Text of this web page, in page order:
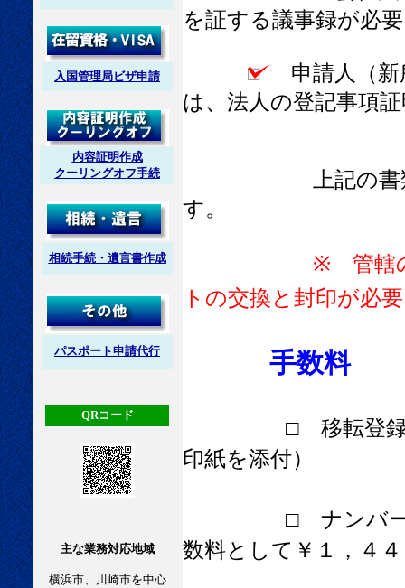
入国管理局ビザ申請
内容証明作成
クーリングオフ手続
相続手続・遺言書作成
パスポート申請代行
QRコード
主な業務対応地域
横浜市、川崎市を中心
を証する議事録が必
申請人（新
は、法人の登記事項
上記の書類を揃
す。
※ 管轄
トの交換と封印が必
手数料
□ 移転登録
印紙を添付）
□ ナンバー
数料として￥１，４